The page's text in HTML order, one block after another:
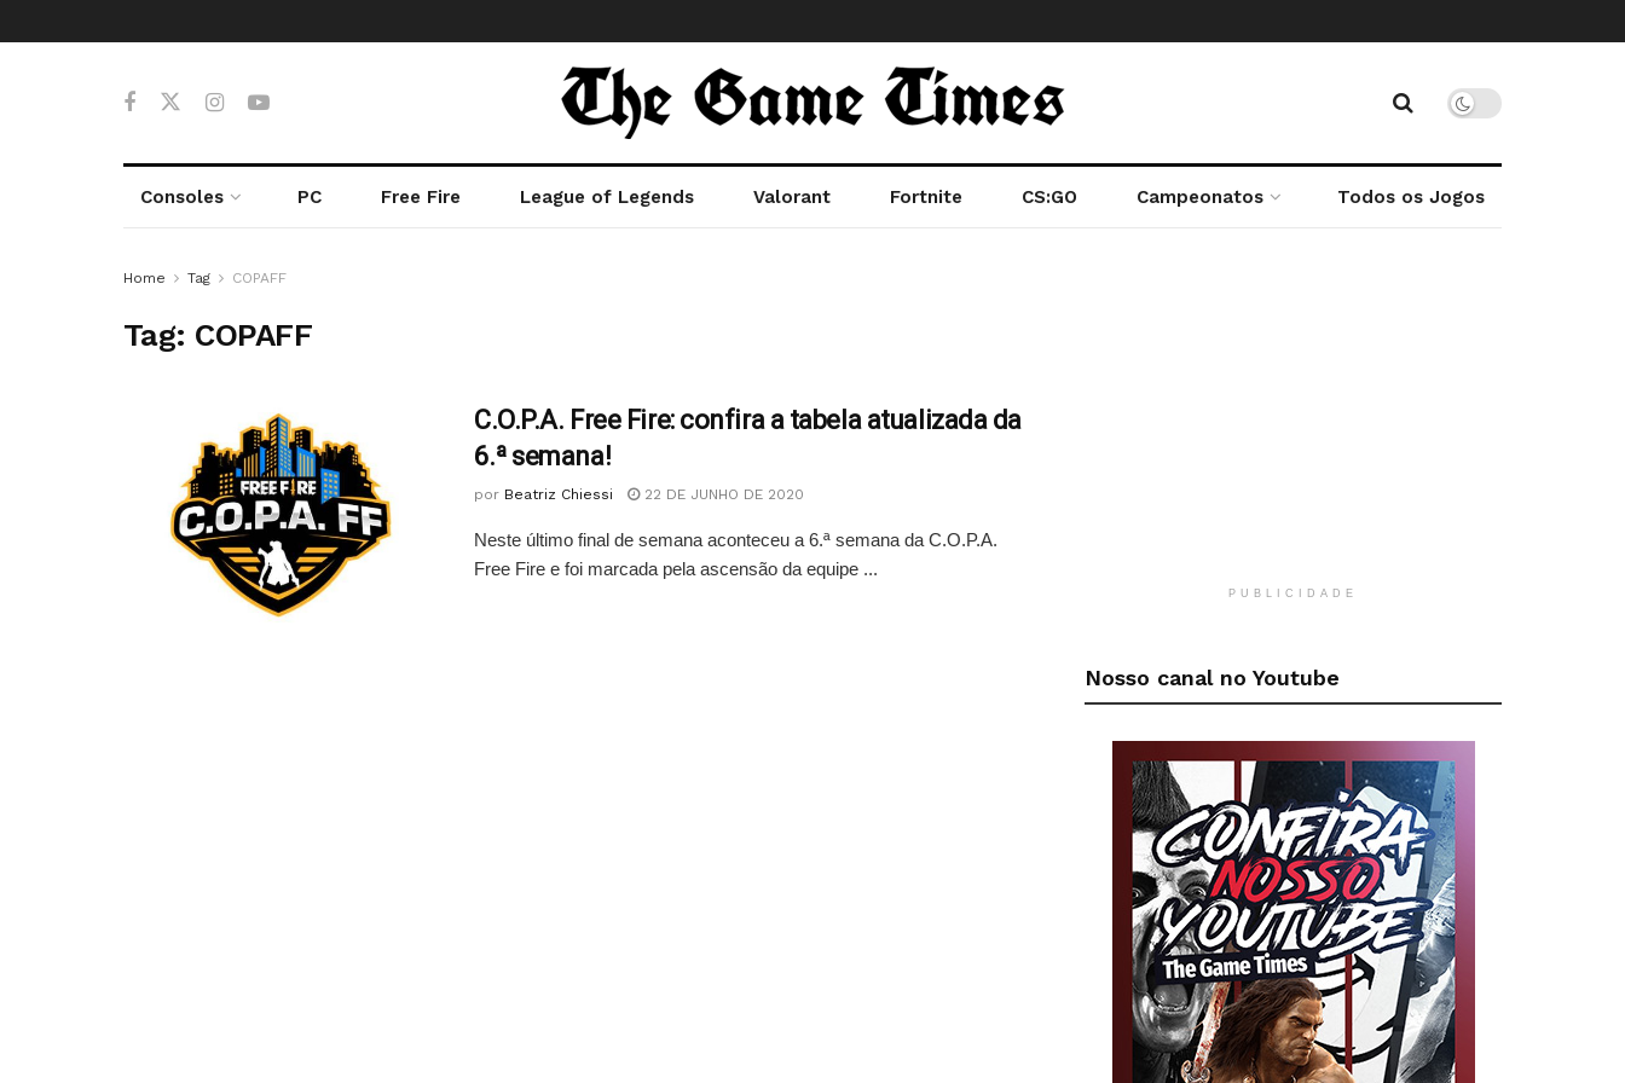
Consoles PC Free Fire League of Legends Valorant Fortnite CS:GO Campeonatos Todos os Jogos
Home Tag COPAFF
Tag: COPAFF
C.O.P.A. Free Fire: confira a tabela atualizada da
6.ª semana!
por Beatriz Chiessi 22 DE JUNHO DE 2020
Neste último final de semana aconteceu a 6.ª semana da C.O.P.A.
Free Fire e foi marcada pela ascensão da equipe ...
PUBLICIDADE
Nosso canal no Youtube